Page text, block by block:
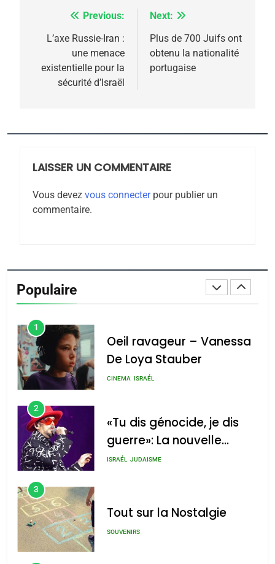
Navigation
de
l’article
Previous:
L’axe Russie-Iran :
une menace
existentielle pour la
sécurité d’Israël
Next:
Plus de 700 Juifs ont
obtenu la nationalité
portugaise
LAISSER UN COMMENTAIRE
Vous devez vous connecterpour publier un
commentaire.
Populaire
2025, l’année la plus
meurtrière selon le
rapport d’ADL contre
l’antisémitisme
FRANCE ISRAÉL
MA JUDAÏTE par Thérèse
ISRAÉL JUDAISME
7
Jacques Hadida
Tafraout, le miel de Tadla
Azilal consacrés produits
1
Oeil ravageur – Vanessa
De Loya Stauber
CINEMA ISRAÉL
2
«Tu dis génocide, je dis
guerre»: La nouvelle
chanson de Boy George
ISRAÉL JUDAISME
3
Tout sur la Nostalgie
SOUVENIRS